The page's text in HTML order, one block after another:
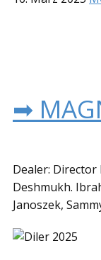
➡
Dealer: Director
Deshmukh.
Janoszek,